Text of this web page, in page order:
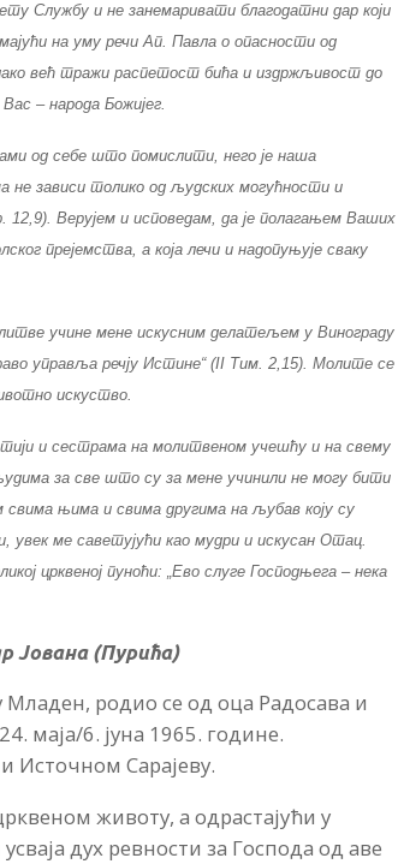
Службу и не занемаривати благодатни дар који
на уму речи Ап. Павла о опасности од
већ тражи распетост бића и издржљивост до
– народа Божијег.
од себе што помислити, него је наша
не зависи толико од људских могућности и
12,9). Верујем и исповедам, да је полагањем Ваших
прејемства, а која лечи и надопуњује сваку
учине мене искусним делатељем у Винограду
управља речју Истине“ (II Тим. 2,15). Молите се
искуство.
и сестрама на молитвеном учешћу и на свему
за све што су за мене учинили не могу бити
њима и свима другима на љубав коју су
ме саветујући као мудри и искусан Отац.
црквеној пуноћи: „Ево слуге Господњега – нека
Јована (Пурића)
родио се од оца Радосава и
маја/6. јуна 1965. године.
Источном Сарајеву.
животу, а одрастајући у
дух ревности за Господа од аве